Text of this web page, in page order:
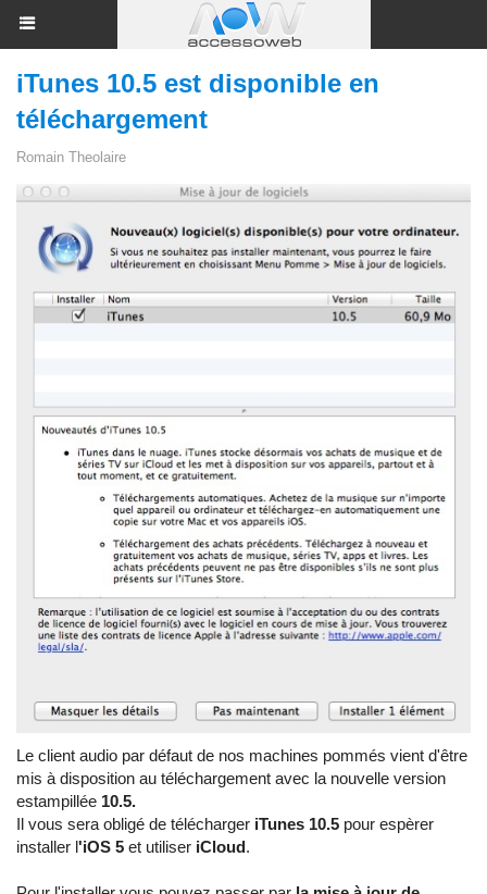
iTunes 10.5 est disponible en
téléchargement
Romain Theolaire
Le client audio par défaut de nos machines pommés vient d'être
mis à disposition au téléchargement avec la nouvelle version
estampillée 10.5.
Il vous sera obligé de télécharger iTunes 10.5 pour espèrer
installer l'iOS 5 et utiliser iCloud.